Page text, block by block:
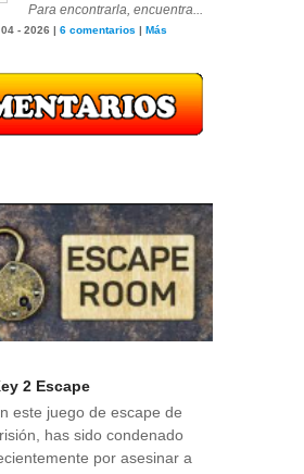
Para encontrarla, encuentra...
- 2026 | 6 comentarios | Más
2 Escape
este juego de escape de
has sido condenado
por asesinar a